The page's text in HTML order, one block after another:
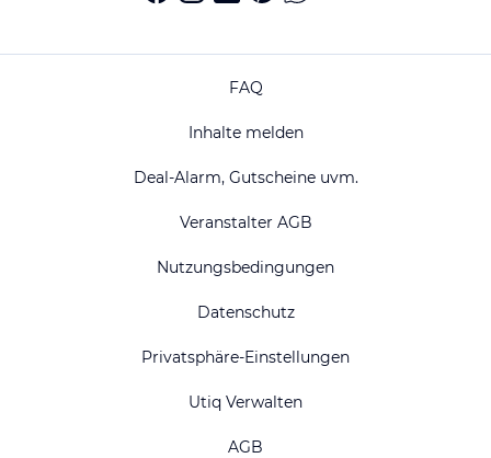
FAQ
Inhalte melden
Deal-Alarm, Gutscheine uvm.
Veranstalter AGB
Nutzungsbedingungen
Datenschutz
Privatsphäre-Einstellungen
Utiq Verwalten
AGB